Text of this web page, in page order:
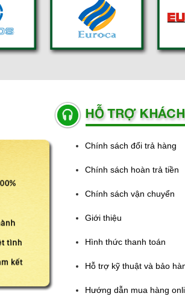
Chính sách đổi trả hàng
Chính sách hoàn trả tiền
Chính sách vận chuyển
Giới thiệu
Hình thức thanh toán
Hỗ trợ kỹ thuật và bảo
Hướng dẫn mua hàng